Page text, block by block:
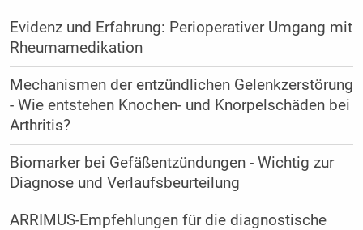
Evidenz und Erfahrung: Perioperativer Umgang mit
Rheumamedikation
Mechanismen der entzündlichen Gelenkzerstörung
- Wie entstehen Knochen- und Knorpelschäden bei
Arthritis?
Biomarker bei Gefäßentzündungen - Wichtig zur
Diagnose und Verlaufsbeurteilung
ARRIMUS-Empfehlungen für die diagnostische